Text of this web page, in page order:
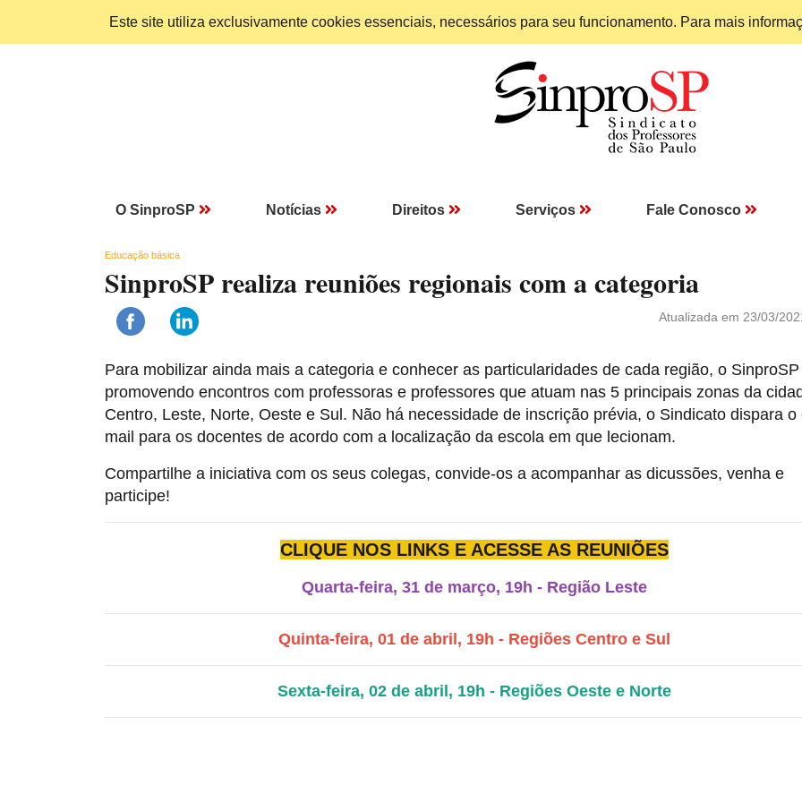
Este site utiliza exclusivamente cookies essenciais, necessários para seu funcionamento. Para mais
O SinproSP Notícias Direitos Serviços Fale Conosco
Educação básica
SinproSP realiza reuniões regionais com a categoria
Atualizada em 23/03/
Para mobilizar ainda mais a categoria e conhecer as particularidades de cada região, o
promovendo encontros com professoras e professores que atuam nas 5 principais zonas da
Centro, Leste, Norte, Oeste e Sul. Não há necessidade de inscrição prévia, o Sindicato dispara o
mail para os docentes de acordo com a localização da escola em que lecionam.
Compartilhe a iniciativa com os seus colegas, convide-os a acompanhar as dicussões, venha e
participe!
CLIQUE NOS LINKS E ACESSE AS REUNIÕES
Quarta-feira, 31 de março, 19h - Região Leste
Quinta-feira, 01 de abril, 19h - Regiões Centro e Sul
Sexta-feira, 02 de abril, 19h - Regiões Oeste e Norte